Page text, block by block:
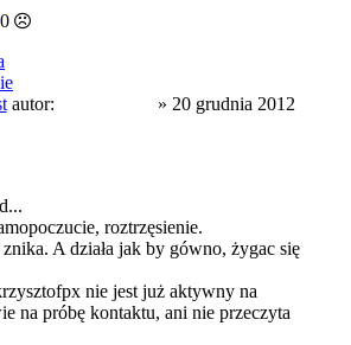
0
autor: » 20 grudnia 2012
roztrzęsienie.
A działa jak by gówno, żygac się
nie jest już aktywny na
na próbę kontaktu, ani nie przeczyta